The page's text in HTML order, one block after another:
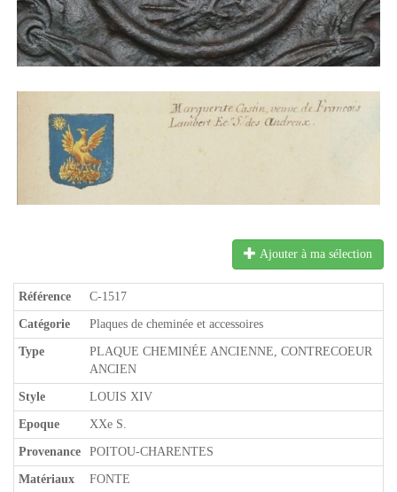
Ajouter à ma sélection
Référence C-1517
Catégorie Plaques de cheminée et accessoires
Type
PLAQUE CHEMINÉE ANCIENNE, CONTRECOEUR
ANCIEN
Style LOUIS XIV
Epoque XXe S.
Provenance POITOU-CHARENTES
Matériaux FONTE